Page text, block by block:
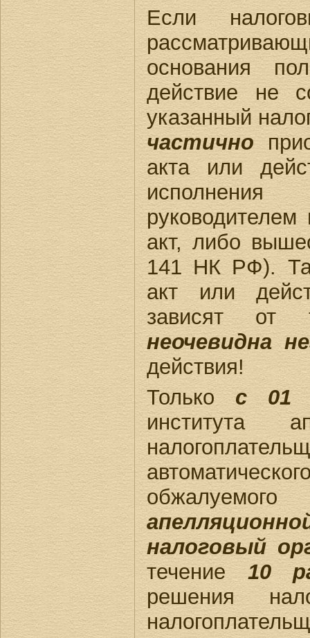
Если
основания
действие не
указанный
частично
акта или
исполнения
руководителем
акт, либо
141 НК РФ).
акт или
зависят от
неочевидна
действия!
Толькос 01
института
налоговый
течение10
решения